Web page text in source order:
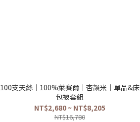
100支天絲｜100%萊賽爾｜杏韻米｜單品&床
包被套組
NT$2,680 ~ NT$8,205
NT$16,780